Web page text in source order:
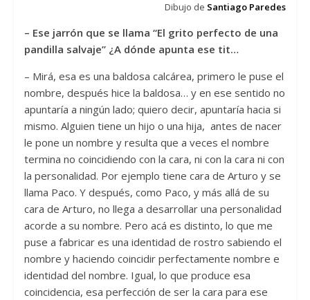
Dibujo de Santiago Paredes
– Ese jarrón que se llama “El grito perfecto de una
pandilla salvaje” ¿A dónde apunta ese tit…
– Mirá, esa es una baldosa calcárea, primero le puse el
nombre, después hice la baldosa… y en ese sentido no
apuntaría a ningún lado; quiero decir, apuntaría hacia si
mismo. Alguien tiene un hijo o una hija, antes de nacer
le pone un nombre y resulta que a veces el nombre
termina no coincidiendo con la cara, ni con la cara ni con
la personalidad. Por ejemplo tiene cara de Arturo y se
llama Paco. Y después, como Paco, y más allá de su
cara de Arturo, no llega a desarrollar una personalidad
acorde a su nombre. Pero acá es distinto, lo que me
puse a fabricar es una identidad de rostro sabiendo el
nombre y haciendo coincidir perfectamente nombre e
identidad del nombre. Igual, lo que produce esa
coincidencia, esa perfección de ser la cara para ese